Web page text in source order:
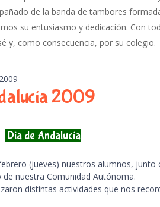
de la banda de tambores
su entusiasmo y dedicación. Con
y, como consecuencia, por su colegio.
2009
Día de Andalucía
(jueves) nuestros alumnos,
nuestra Comunidad Autónoma.
distintas actividades que nos